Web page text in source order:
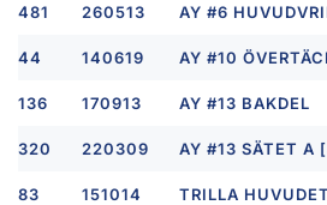
481 260513 AY #6
44 140619 AY #10
136 170913 AY #13 BAKDEL
320 220309 AY #13 SÄTET A
83 151014 TRILLA